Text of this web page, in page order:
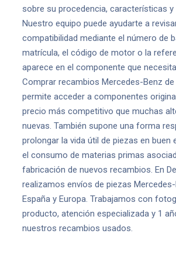
sobre su procedencia, características y
Nuestro equipo puede ayudarte a
compatibilidad mediante el número de
matrícula, el código de motor o la
aparece en el componente que
Comprar recambios Mercedes-Benz
permite acceder a componentes
precio más competitivo que muchas
nuevas. También supone una forma
prolongar la vida útil de piezas en buen
el consumo de materias primas
fabricación de nuevos recambios. En
realizamos envíos de piezas
España y Europa. Trabajamos con
producto, atención especializada y 1
nuestros recambios usados.